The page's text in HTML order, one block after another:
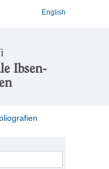
English
Ibsen-